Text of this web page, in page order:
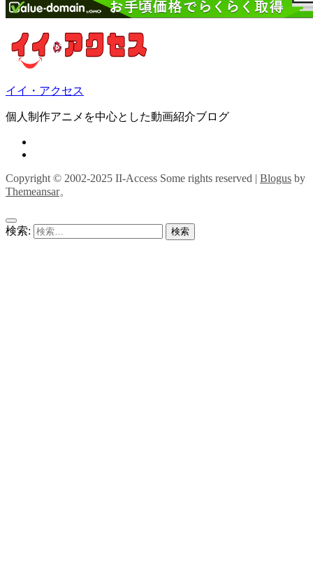
イイ・アクセス
個人制作アニメを中心とした動画紹介ブログ
Copyright © 2002-2025 II-Access Some rights reserved | Blogus by
Themeansar。
検索: